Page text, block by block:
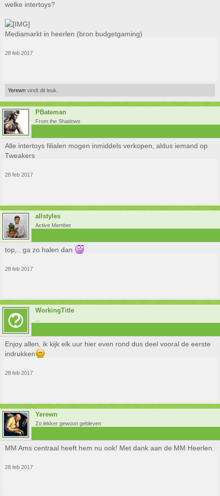
welke intertoys?
Mediamarkt in heerlen (bron budgetgaming)
28 feb 2017
Yerewn vindt dit leuk.
PBateman
From the Shadows
Alle intertoys filialen mogen inmiddels verkopen, aldus iemand op
Tweakers
28 feb 2017
allstyles
Active Member
top,.. ga zo halen dan
28 feb 2017
WorkingTitle
Enjoy allen, ik kijk elk uur hier even rond dus deel vooral de eerste
indrukken
28 feb 2017
Yerewn
Zo lekker gewoon gebleven
MM Ams centraal heeft hem nu ook! Met dank aan de MM Heerlen.
28 feb 2017